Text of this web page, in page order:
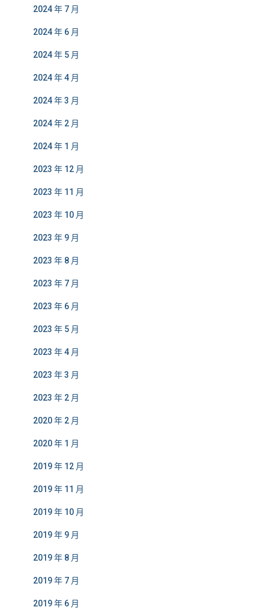
2024 年 7 月
2024 年 6 月
2024 年 5 月
2024 年 4 月
2024 年 3 月
2024 年 2 月
2024 年 1 月
2023 年 12 月
2023 年 11 月
2023 年 10 月
2023 年 9 月
2023 年 8 月
2023 年 7 月
2023 年 6 月
2023 年 5 月
2023 年 4 月
2023 年 3 月
2023 年 2 月
2020 年 2 月
2020 年 1 月
2019 年 12 月
2019 年 11 月
2019 年 10 月
2019 年 9 月
2019 年 8 月
2019 年 7 月
2019 年 6 月